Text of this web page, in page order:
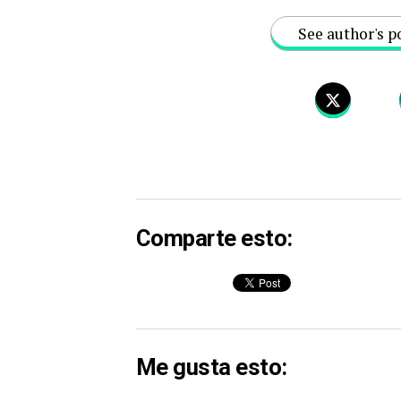
See author's
Comparte esto:
Me gusta esto: